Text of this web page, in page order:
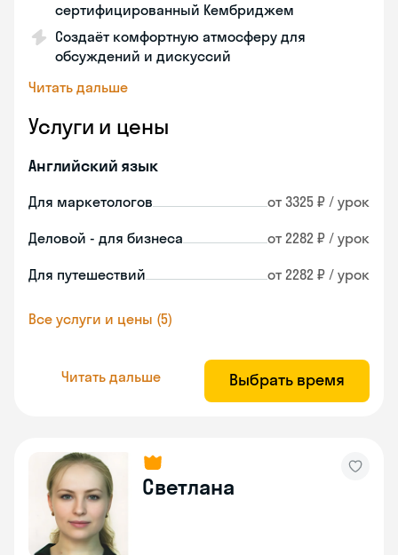
сертифицированный Кембриджем
Создаёт комфортную атмосферу для
обсуждений и дискуссий
Читать дальше
Услуги и цены
Английский язык
Для маркетологов от 3325 ₽ / урок
Деловой - для бизнеса от 2282 ₽ / урок
Для путешествий от 2282 ₽ / урок
Все услуги и цены (5)
Читать дальше Выбрать время
Светлана